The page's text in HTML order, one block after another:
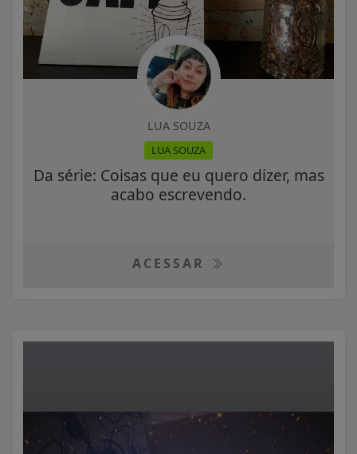
LUA SOUZA
LUA SOUZA
Da série: Coisas que eu quero dizer, mas
acabo escrevendo.
ACESSAR